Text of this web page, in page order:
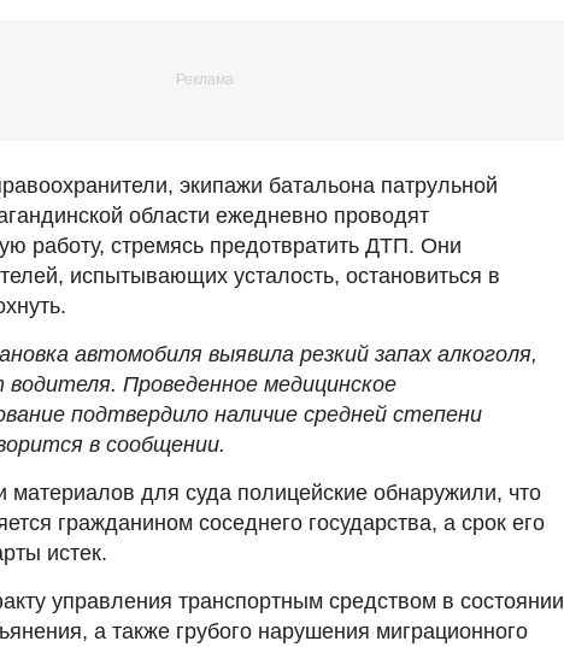
экипажи батальона патрульной
области ежедневно проводят
работу, стремясь предотвратить ДТП. Они
испытывающих усталость, остановиться в
автомобиля выявила резкий запах алкоголя,
Проведенное медицинское
подтвердило наличие средней степени
в сообщении.
материалов для суда полицейские обнаружили, что
гражданином соседнего государства, а срок его
истек.
управления транспортным средством в состоянии
а также грубого нарушения миграционного